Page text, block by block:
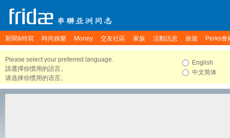
新聞&特寫 時尚娛樂 Money 交友社區 家族 活動訊息 旅遊 Perks會
Please select your preferred language.
請選擇你慣用的語言。
请选择你惯用的语言。
English
中文简体